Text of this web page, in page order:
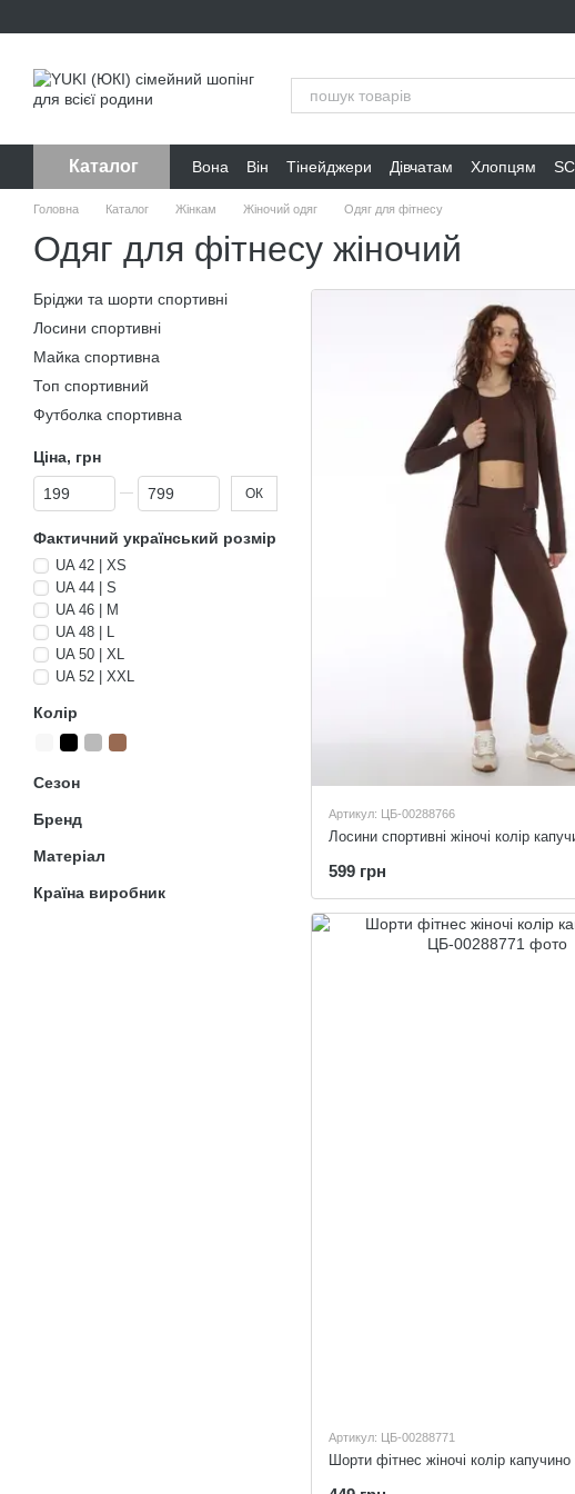
Каталог Вона Він Тінейджери Дівчатам Хлопцям
Головна Каталог Жінкам Жіночий одяг Одяг для фітнесу
Одяг для фітнесу жіночий
Артикул: ЦБ-00288766
Лосини спортивні жіночі колір
599 грн
Артикул: ЦБ-00288771
Шорти фітнес жіночі колір капучино
Бріджи та шорти спортивні
Лосини спортивні
Майка спортивна
Топ спортивний
Футболка спортивна
Ціна, грн
Від Ціна, грн
До Ціна, грн ОК
Фактичний український розмір
UA 42 | XS
UA 44 | S
UA 46 | M
UA 48 | L
UA 50 | XL
UA 52 | XXL
Колір
Сезон
Бренд
Матеріал
Країна виробник